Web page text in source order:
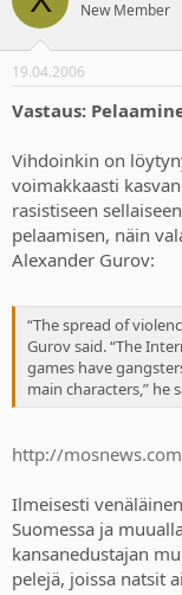
New Member
19.04.2006
Vastaus:
Vihdoinkin on
voimakkaasti
rasistiseen
pelaamisen, näin
Alexander Gurov:
“The spread of
Gurov said. “The
games have
main characters,” he
http://
Ilmeisesti
Suomessa ja
kansanedustajan
pelejä, joissa natsit